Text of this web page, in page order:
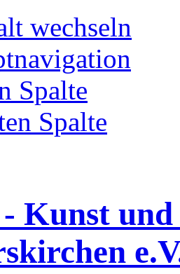
wechseln
Spalte
Spalte
Kunst